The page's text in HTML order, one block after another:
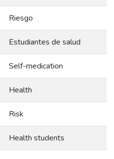
Riesgo
Estudiantes de salud
Self-medication
Health
Risk
Health students